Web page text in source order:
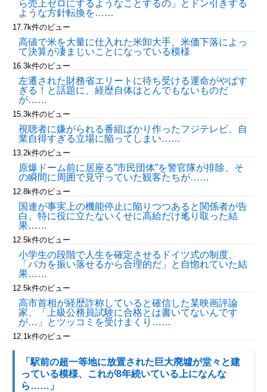
Powered by livedoor 相互RSS
ら売上ゼロにするようなことするの」とドン引きする
ような方針転換を……
17.7k件のビュー
高値で米を大量に仕入れた米卸大手、米価下落によっ
て決算が凄まじいことになっている模様
16.3k件のビュー
左遷された財務省エリートに待ち受ける運命がやばす
ぎる！と話題に、経歴自体はとんでもないものだ
が……
15.3k件のビュー
視聴者に嫌がられる番組ばかり作ったフジテレビ、自
業自得すぎる立場に陥ってしまい……
13.2k件のビュー
原爆ドーム前に居座る”市民団体”を警官隊が排除、そ
の瞬間に周囲で見守っていた観客たちが……
12.8k件のビュー
国連が事実上の機能停止に陥りつつあると関係者が告
白、特に役に立たないくせに高給だけ毟り取った結
果……
12.5k件のビュー
小学生の段階で人生を確定させるドイツ式の制度、
「バカを振い落せるから合理的だ」と自惚れていた結
果……
12.5k件のビュー
高市首相が経歴詐称していると確信した某映画評論
家、「上級公務員試験に合格とは書いてないんです
が…」とツッコミを受けまくり……
12.1k件のビュー
「駅前の超一等地に放置された巨大廃墟が堂々と建
っている模様、これが8年続いている上になんな
ら……」